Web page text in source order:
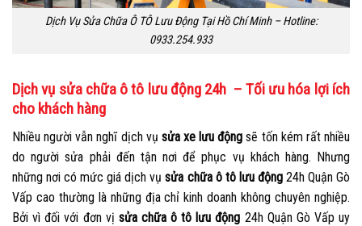
Dịch Vụ Sửa Chữa Ô TÔ Lưu Động Tại Hồ Chí Minh – Hotline:
0933.254.933
Dịch vụ sửa chữa ô tô lưu động 24h – Tối ưu hóa lợi ích
cho khách hàng
Nhiều người vẫn nghĩ dịch vụ sửa xe lưu động sẽ tốn kém rất nhiều
do người sửa phải đến tận nơi để phục vụ khách hàng. Nhưng
những nơi có mức giá dịch vụsửa chữa ô tô lưu động24h Quận Gò
Vấp cao thường là những địa chỉ kinh doanh không chuyên nghiệp.
Bởi vì đối với đơn vị sửa chữa ô tô lưu động 24h Quận Gò Vấp uy